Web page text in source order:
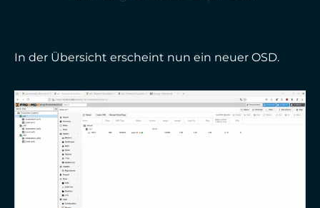
In der Übersicht erscheint nun ein neuer OSD.